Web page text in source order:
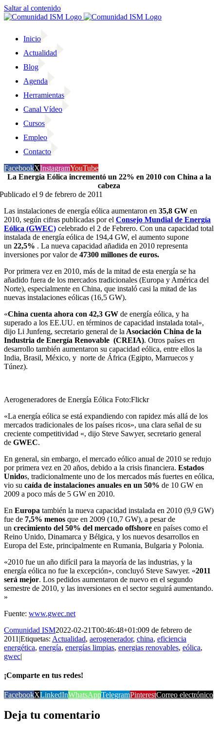
Saltar al contenido
Inicio
Actualidad
Blog
Agenda
Herramientas
Canal Vídeo
Cursos
Empleo
Contacto
FacebookXInstagramYouTube
La Energía Eólica incrementó un 22% en 2010 con China a la
cabeza
Publicado el 9 de febrero de 2011
Las instalaciones de energía eólica aumentaron en 35,8 GW en
2010, según cifras publicadas por el Consejo Mundial de Energía
Eólica (GWEC) celebrado el 2 de Febrero. Con una capacidad total
instalada de energía eólica de 194,4 GW, el aumento supone
un 22,5% . La nueva capacidad añadida en 2010 representa
inversiones por valor de 47300 millones de euros.
Por primera vez en 2010, más de la mitad de esta energía se ha
añadido fuera de los mercados tradicionales (Europa y América del
Norte), especialmente en China, que instaló casi la mitad de las
nuevas instalaciones eólicas (16,5 GW).
«China cuenta ahora con 42,3 GW de energía eólica, y ha
superado a los EE.UU. en términos de capacidad instalada total»,
dijo Li Junfeng, secretario general de la Asociación China de la
Industria de Energía Renovable (CREIA). Otros países en
desarrollo también aumentaron su capacidad eólica, entre ellos la
India, Brasil, México, y norte de África (Egipto, Marruecos y
Túnez).
Aerogeneradores de Energía Eólica Foto:Flickr
«La energía eólica se está expandiendo con rapidez más allá de los
mercados tradicionales de los países ricos», una clara señal de su
creciente competitividad «, dijo Steve Sawyer, secretario general
de GWEC.
En general, sin embargo, el mercado eólico anual de 2010 se redujo
por primera vez en 20 años, debido a la crisis financiera. Estados
Unidos, tradicionalmente uno de los mercados más fuertes en eólica,
vio su caída de instalaciones anuales en un 50% de 10 GW en
2009 a poco más de 5 GW en 2010.
En Europa también la nueva capacidad instalada en 2010 (9,9 GW)
fue de 7,5% menos que en 2009 (10,7 GW), a pesar de
un crecimiento del 50% del mercado offshore en países como el
Reino Unido, Dinamarca y Bélgica, y los nuevos desarrollos en
Europa del Este, principalmente en Rumania, Bulgaria y Polonia.
«2010 fue un año difícil para la mayoría de las industrias, y la
energía eólica no fue la excepción», concluyó Steve Sawyer. «2011
será mejor. Los pedidos aumentaron de nuevo en el segundo
semestre de 2010, y las inversiones en el sector seguirá aumentando.
»
Fuente: www.gwec.net
Comunidad ISM2022-02-21T00:46:48+01:009 de febrero de
2011 |Etiquetas: Actualidad, aerogenerador, china, eficiencia
energética, energía, energías limpias, energias renovables, eólica,
gwec|
¡Comparte en tus redes!
FacebookXLinkedInWhatsAppTelegramPinterestCorreo electrónico
Deja tu comentario